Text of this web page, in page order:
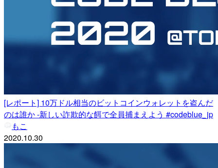
[レポート] 10万ドル相当のビットコインウォレットを盗んだ
のは誰か -新しい詐欺的な餌で全員捕まえよう #codeblue_jp
もこ
2020.10.30